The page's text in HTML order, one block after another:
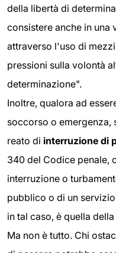
della libertà di
consistere anche in una
attraverso l'uso di
pressioni sulla volontà
determinazione".
Inoltre, qualora ad
soccorso o emergenza,
reato di interruzione di
340 del Codice penale,
interruzione o
pubblico o di un
in tal caso, è quella
Ma non è tutto. Chi